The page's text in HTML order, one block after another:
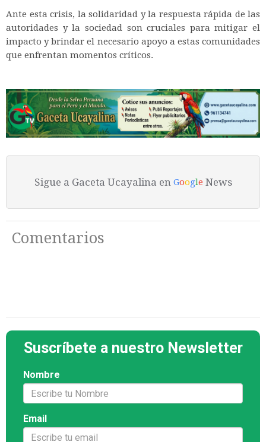
Ante esta crisis, la solidaridad y la respuesta rápida de las
autoridades y la sociedad son cruciales para mitigar el
impacto y brindar el necesario apoyo a estas comunidades
que enfrentan momentos críticos.
Sigue a Gaceta Ucayalina en Google News
Comentarios
Suscríbete a nuestro Newsletter
Nombre
Email